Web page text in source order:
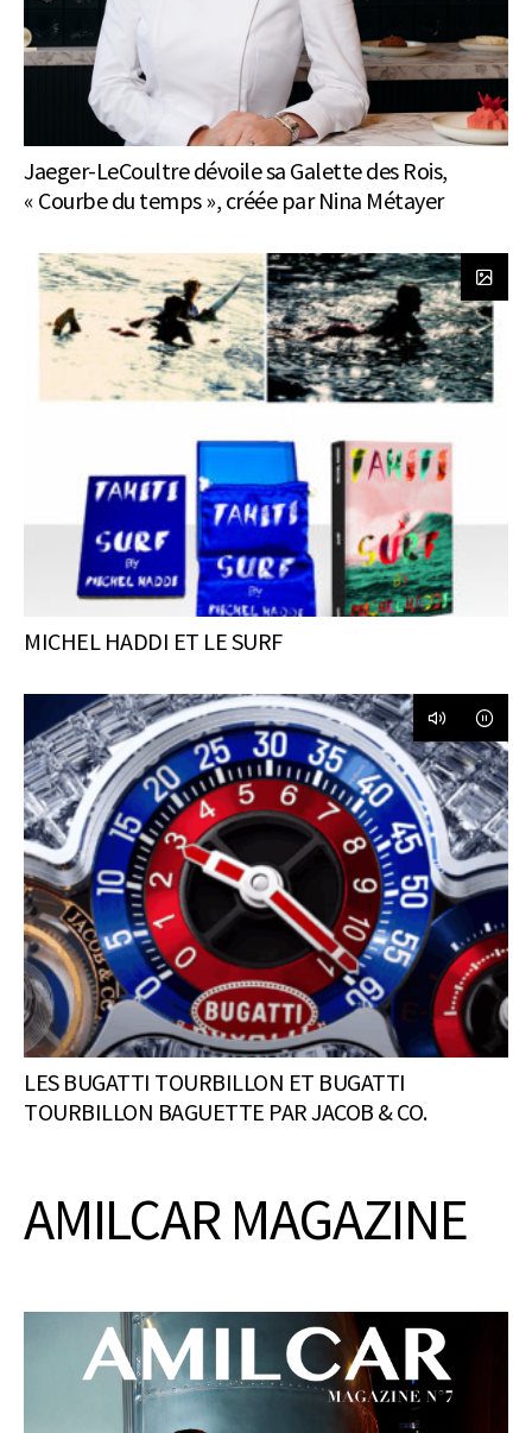
Jaeger-LeCoultre dévoile sa Galette des Rois,
« Courbe du temps », créée par Nina Métayer
MICHEL HADDI ET LE SURF
LES BUGATTI TOURBILLON ET BUGATTI
TOURBILLON BAGUETTE PAR JACOB & CO.
AMILCAR MAGAZINE